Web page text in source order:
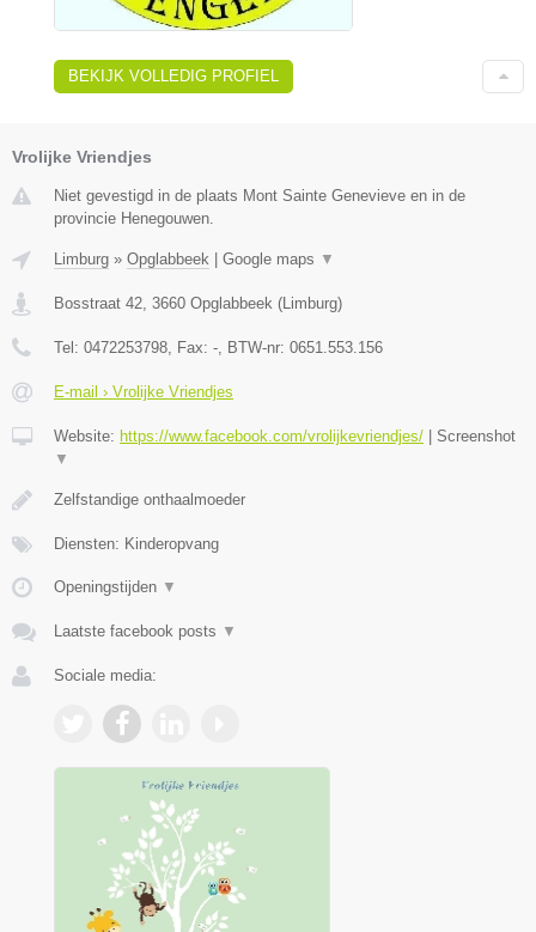
BEKIJK VOLLEDIG PROFIEL
Vrolijke Vriendjes
Niet gevestigd in de plaats Mont Sainte Genevieve en in de
provincie Henegouwen.
Limburg » Opglabbeek Google maps ▼
Bosstraat 42 3660 Opglabbeek ( Limburg)
Tel: 0472253798 , Fax: - , BTW-nr: 0651.553.156
E-mail › Vrolijke Vriendjes
Website: https://www.facebook.com/vrolijkevriendjes/
Screenshot
▼
Zelfstandige onthaalmoeder
Diensten: Kinderopvang
Openingstijden ▼
Laatste facebook posts ▼
Sociale media: